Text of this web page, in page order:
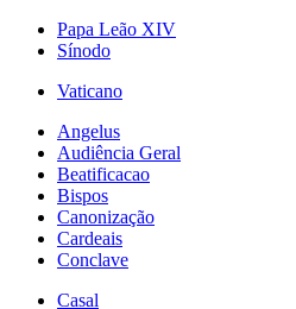
Papa Leão XIV
Sínodo
Vaticano
Angelus
Audiência Geral
Beatificacao
Bispos
Canonização
Cardeais
Conclave
Casal